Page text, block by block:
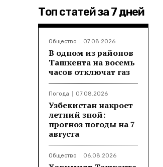
Топ статей за 7 дней
Общество 07.08.2026
В одном из районов
Ташкента на восемь
часов отключат газ
Погода 07.08.2026
Узбекистан накроет
летний зной:
прогноз погоды на 7
августа
Общество 06.08.2026